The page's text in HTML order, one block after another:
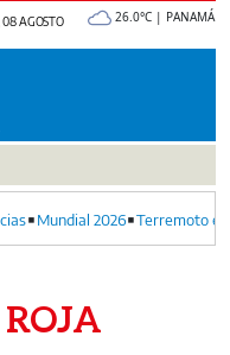
08 AGOSTO
26.0°C | PANAMÁ
Mundial 2026 Terremoto